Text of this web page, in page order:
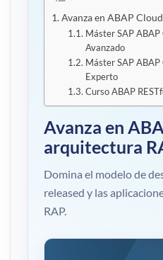
Avanza en ABAP
Máster SAP ABAP
Avanzado
Máster SAP ABAP
Experto
Curso ABAP
Avanza en
arquitectura
Domina el modelo de
released y las
RAP.